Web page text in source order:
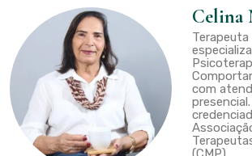
Celina
Terapeuta
com